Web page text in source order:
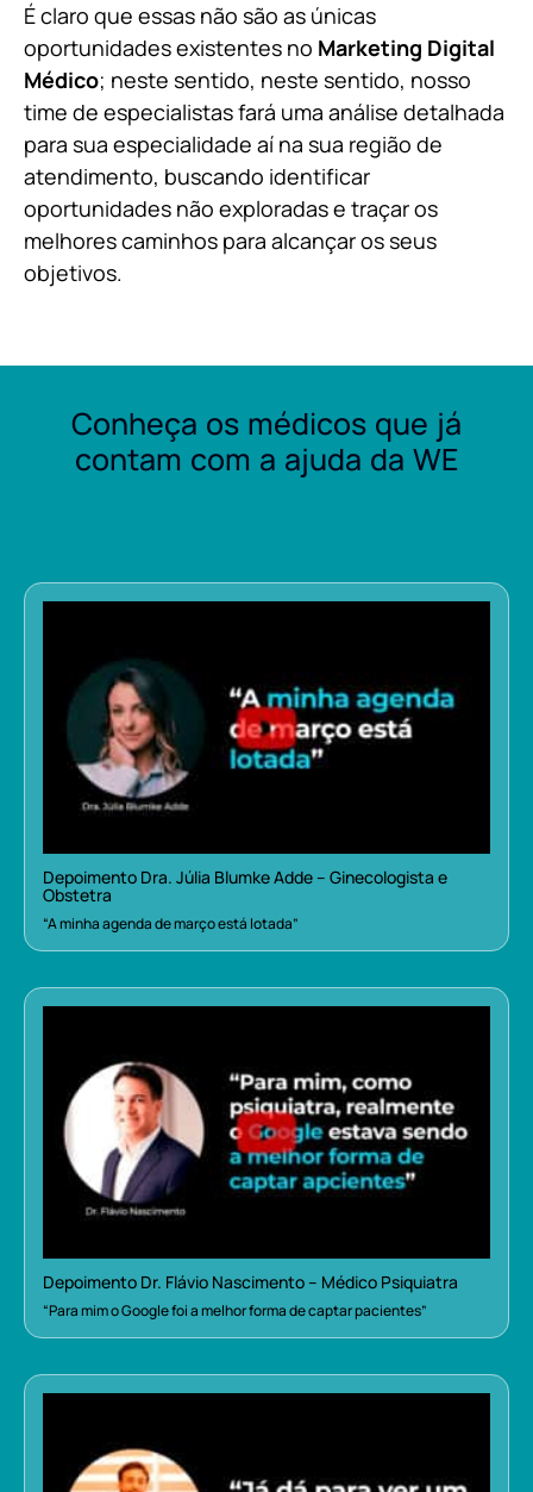
É claro que essas não são as únicas
oportunidades existentes no Marketing Digital
Médico; neste sentido, neste sentido, nosso
time de especialistas fará uma análise detalhada
para sua especialidade aí na sua região de
atendimento, buscando identificar
oportunidades não exploradas e traçar os
melhores caminhos para alcançar os seus
objetivos.
Conheça os médicos que já
contam com a ajuda da WE
Depoimento Dra. Júlia Blumke Adde – Ginecologista e
Obstetra
“A minha agenda de março está lotada”
Depoimento Dr. Flávio Nascimento – Médico Psiquiatra
“Para mim o Google foi a melhor forma de captar pacientes”